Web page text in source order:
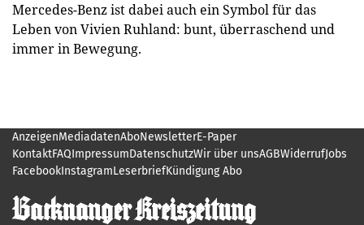
Mercedes-Benz ist dabei auch ein Symbol für das
Leben von Vivien Ruhland: bunt, überraschend und
immer in Bewegung.
AnzeigenMediadatenAboNewsletterE-Paper
KontaktFAQImpressumDatenschutzWir über unsAGBWiderrufJobs
FacebookInstagramLeserbriefKündigung Abo